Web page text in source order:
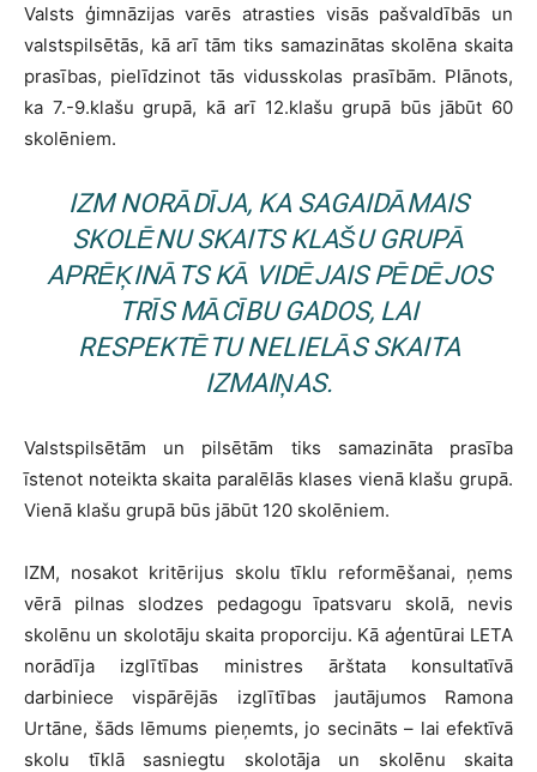
Valsts ģimnāzijas varēs atrasties visās pašvaldībās un
valstspilsētās, kā arī tām tiks samazinātas skolēna skaita
prasības, pielīdzinot tās vidusskolas prasībām. Plānots,
ka 7.-9.klašu grupā, kā arī 12.klašu grupā būs jābūt 60
skolēniem.
IZM NORĀDĪJA, KA SAGAIDĀMAIS
SKOLĒNU SKAITS KLAŠU GRUPĀ
APRĒĶINĀTS KĀ VIDĒJAIS PĒDĒJOS
TRĪS MĀCĪBU GADOS, LAI
RESPEKTĒTU NELIELĀS SKAITA
IZMAIŅAS.
Valstspilsētām un pilsētām tiks samazināta prasība
īstenot noteikta skaita paralēlās klases vienā klašu grupā.
Vienā klašu grupā būs jābūt 120 skolēniem.
IZM, nosakot kritērijus skolu tīklu reformēšanai, ņems
vērā pilnas slodzes pedagogu īpatsvaru skolā, nevis
skolēnu un skolotāju skaita proporciju. Kā aģentūrai LETA
norādīja izglītības ministres ārštata konsultatīvā
darbiniece vispārējās izglītības jautājumos Ramona
Urtāne, šāds lēmums pieņemts, jo secināts – lai efektīvā
skolu tīklā sasniegtu skolotāja un skolēnu skaita